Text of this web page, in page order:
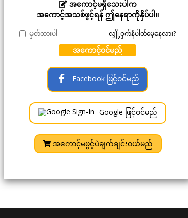
အကောင့်မရှိသေးပါက
အကောင့်အသစ်ဖွင့်ရန် ဤနေရာကိုနှိပ်ပါ။
မှတ်ထားပါ လျှို့ဝှက်နံပါတ်မေ့နေလား?
အကောင့်ဝင်မည်
Facebook ဖြင့်ဝင်မည်
Google ဖြင့်ဝင်မည်
အကောင့်မဖွင့်ပဲချက်ချင်းဝယ်မည်